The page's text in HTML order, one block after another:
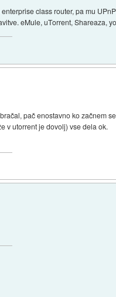
class router, pa mu
eMule, uTorrent, Shareaza,
pač enostavno ko začnem
v utorrent je dovolj) vse dela ok.